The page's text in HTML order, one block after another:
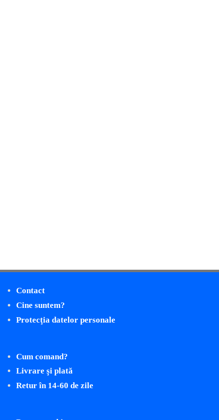
Contact
Cine suntem?
Protecţia datelor personale
Cum comand?
Livrare şi plată
Retur în 14-60 de zile